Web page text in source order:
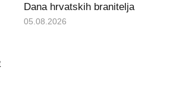
Dana hrvatskih branitelja
05.08.2026